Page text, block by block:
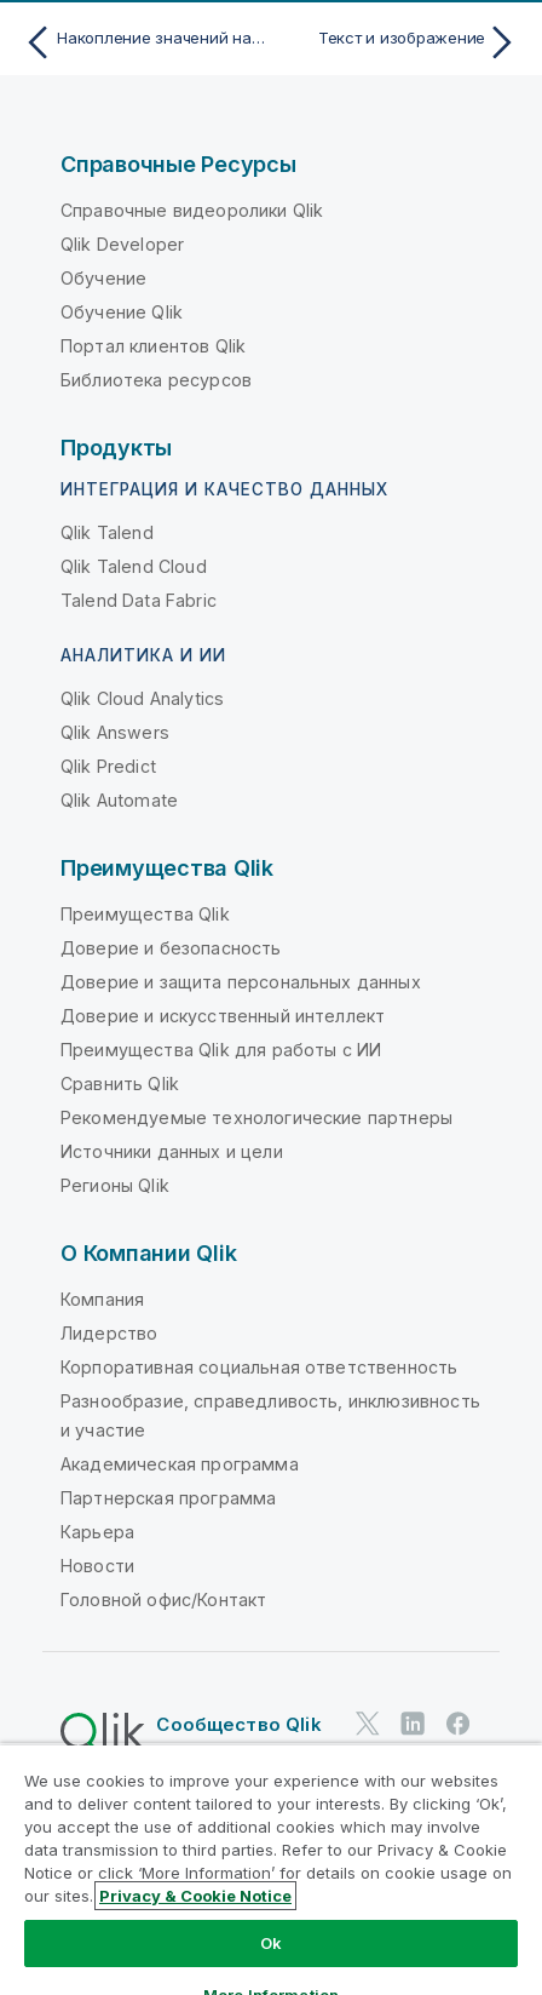
Накопление значений на измерении в таблице Текст и изображение
Справочные Ресурсы
Справочные видеоролики Qlik
Qlik Developer
Обучение
Обучение Qlik
Портал клиентов Qlik
Библиотека ресурсов
Продукты
ИНТЕГРАЦИЯ И КАЧЕСТВО ДАННЫХ
Qlik Talend
Qlik Talend Cloud
Talend Data Fabric
АНАЛИТИКА И ИИ
Qlik Cloud Analytics
Qlik Answers
Qlik Predict
Qlik Automate
Преимущества Qlik
Преимущества Qlik
Доверие и безопасность
Доверие и защита персональных данных
Доверие и искусственный интеллект
Преимущества Qlik для работы с ИИ
Сравнить Qlik
Рекомендуемые технологические партнеры
Источники данных и цели
Регионы Qlik
О Компании Qlik
Компания
Лидерство
Корпоративная социальная ответственность
Разнообразие, справедливость, инклюзивность
и участие
Академическая программа
Партнерская программа
Карьера
Новости
Головной офис/Контакт
Сообщество Qlik
Юридические соглашения
Условия использования продуктов
Legal Policies
Юридические положения
Условия использования
Do Not Share My Info
© QlikTech International AB, 1993-2026. Все права
We use cookies to improve your experience with our websites
and to deliver content tailored to your interests. By clicking ‘Ok’,
you accept the use of additional cookies which may involve
data transmission to third parties. Refer to our Privacy & Cookie
Notice or click ‘More Information’ for details on cookie usage on
our sites. Privacy & Cookie Notice
Ok